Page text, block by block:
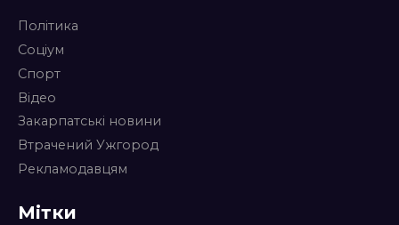
Політика
Соціум
Спорт
Відео
Закарпатські новини
Втрачений Ужгород
Рекламодавцям
Мітки